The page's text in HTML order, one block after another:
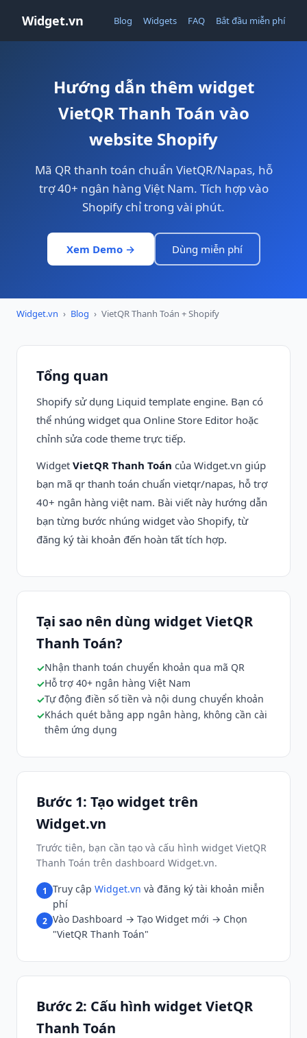
Widget.vn Blog Widgets FAQ Bắt đầu miễn phí
Hướng dẫn thêm widget
VietQR Thanh Toán vào
website Shopify
Mã QR thanh toán chuẩn VietQR/Napas, hỗ
trợ 40+ ngân hàng Việt Nam. Tích hợp vào
Shopify chỉ trong vài phút.
Xem Demo → Dùng miễn phí
Widget.vn › Blog › VietQR Thanh Toán + Shopify
Tổng quan
Shopify sử dụng Liquid template engine. Bạn có
thể nhúng widget qua Online Store Editor hoặc
chỉnh sửa code theme trực tiếp.
Widget VietQR Thanh Toán của Widget.vn giúp
bạn mã qr thanh toán chuẩn vietqr/napas, hỗ trợ
40+ ngân hàng việt nam. Bài viết này hướng dẫn
bạn từng bước nhúng widget vào Shopify, từ
đăng ký tài khoản đến hoàn tất tích hợp.
Tại sao nên dùng widget VietQR
Thanh Toán?
Nhận thanh toán chuyển khoản qua mã QR
Hỗ trợ 40+ ngân hàng Việt Nam
Tự động điền số tiền và nội dung chuyển khoản
Khách quét bằng app ngân hàng, không cần cài
thêm ứng dụng
Bước 1: Tạo widget trên
Widget.vn
Trước tiên, bạn cần tạo và cấu hình widget VietQR
Thanh Toán trên dashboard Widget.vn.
1 Truy cập Widget.vn và đăng ký tài khoản miễn
phí
2 Vào Dashboard → Tạo Widget mới → Chọn
"VietQR Thanh Toán"
Bước 2: Cấu hình widget VietQR
Thanh Toán